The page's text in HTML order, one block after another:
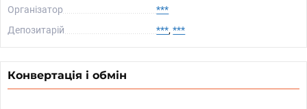
Організатор
***
Депозитарій
***, ***
Конвертація і обмін